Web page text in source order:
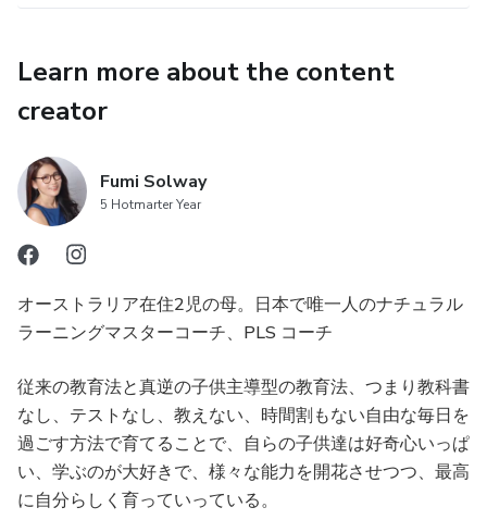
Learn more about the content
creator
Fumi Solway
5 Hotmarter Year
オーストラリア在住2児の母。日本で唯一人のナチュラル
ラーニングマスターコーチ、PLS コーチ
従来の教育法と真逆の子供主導型の教育法、つまり教科書
なし、テストなし、教えない、時間割もない自由な毎日を
過ごす方法で育てることで、自らの子供達は好奇心いっぱ
い、学ぶのが大好きで、様々な能力を開花させつつ、最高
に自分らしく育っていっている。